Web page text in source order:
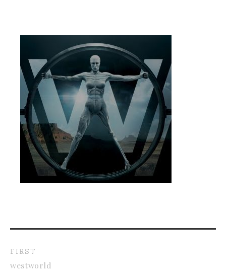
FIRST
westworld